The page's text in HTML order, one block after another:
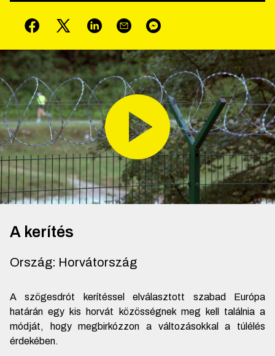
A kerítés
Ország: Horvátország
A szögesdrót kerítéssel elválasztott szabad Európa
határán egy kis horvát közösségnek meg kell találnia a
módját, hogy megbirkózzon a változásokkal a túlélés
érdekében.